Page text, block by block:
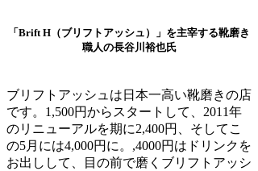
「Brift H（ブリフトアッシュ）」を主宰する靴磨き
職人の長谷川裕也氏
ブリフトアッシュは日本一高い靴磨きの店
です。1,500円からスタートして、2011年
のリニューアルを期に2,400円、そしてこ
の5月には4,000円に。,4000円はドリンクを
お出しして、目の前で磨くブリフトアッシ